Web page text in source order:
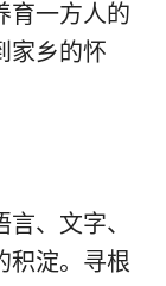
育一方人的
家乡的怀
、文字、
积淀。寻根